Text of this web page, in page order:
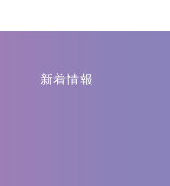
新着情報